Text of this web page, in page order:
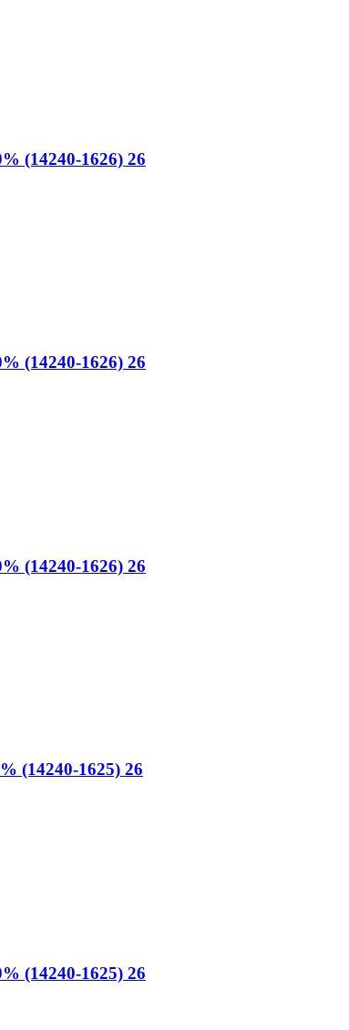
(14240-1626) 26
(14240-1626) 26
(14240-1626) 26
(14240-1625) 26
(14240-1625) 26